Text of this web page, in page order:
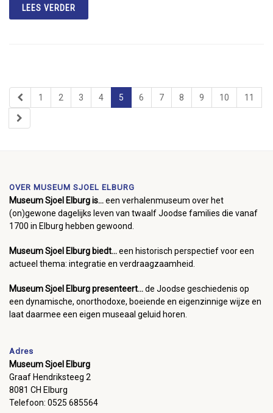
LEES VERDER
1 2 3 4 5 6 7 8 9 10 11
OVER MUSEUM SJOEL ELBURG
Museum Sjoel Elburg is...een verhalenmuseum over het
(on)gewone dagelijks leven van twaalf Joodse families die vanaf
1700 in Elburg hebben gewoond.
Museum Sjoel Elburg biedt...een historisch perspectief voor een
actueel thema: integratie en verdraagzaamheid.
Museum Sjoel Elburg presenteert...de Joodse geschiedenis op
een dynamische, onorthodoxe, boeiende en eigenzinnige wijze en
laat daarmee een eigen museaal geluid horen.
Adres
Museum Sjoel Elburg
Graaf Hendriksteeg 2
8081 CH Elburg
Telefoon: 0525 685564